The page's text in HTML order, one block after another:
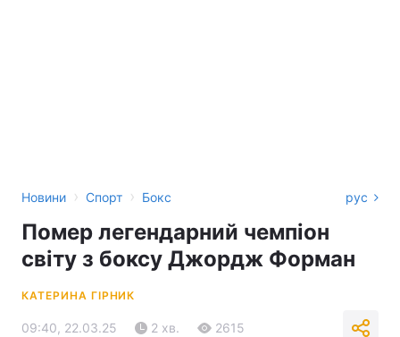
Новини › Спорт › Бокс рус
Помер легендарний чемпіон
світу з боксу Джордж Форман
КАТЕРИНА ГІРНИК
09:40, 22.03.25 2 хв. 2615